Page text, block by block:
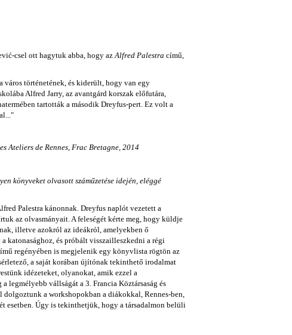
csel ott hagytuk abba, hogy az Alfred Palestra című,
város történetének, és kiderült, hogy van egy
Alfred Jarry, az avantgárd korszak előfutára,
tartották a második Dreyfus-pert. Ez volt a
Ateliers de Rennes, Frac Bretagne, 2014
könyveket olvasott száműzetése idején, eléggé
Palestra kánonnak. Dreyfus naplót vezetett a
az olvasmányait. A feleségét kérte meg, hogy küldje
illetve azokról az ideákról, amelyekben ő
katonasághoz, és próbált visszailleszkedni a régi
regényében is megjelenik egy könyvlista rögtön az
a saját korában újítónak tekinthető irodalmat
idézeteket, olyanokat, amik ezzel a
legmélyebb vállságát a 3. Francia Köztársaság és
a workshopokban a diákokkal, Rennes-ben,
esetben. Úgy is tekinthetjük, hogy a társadalmon belüli